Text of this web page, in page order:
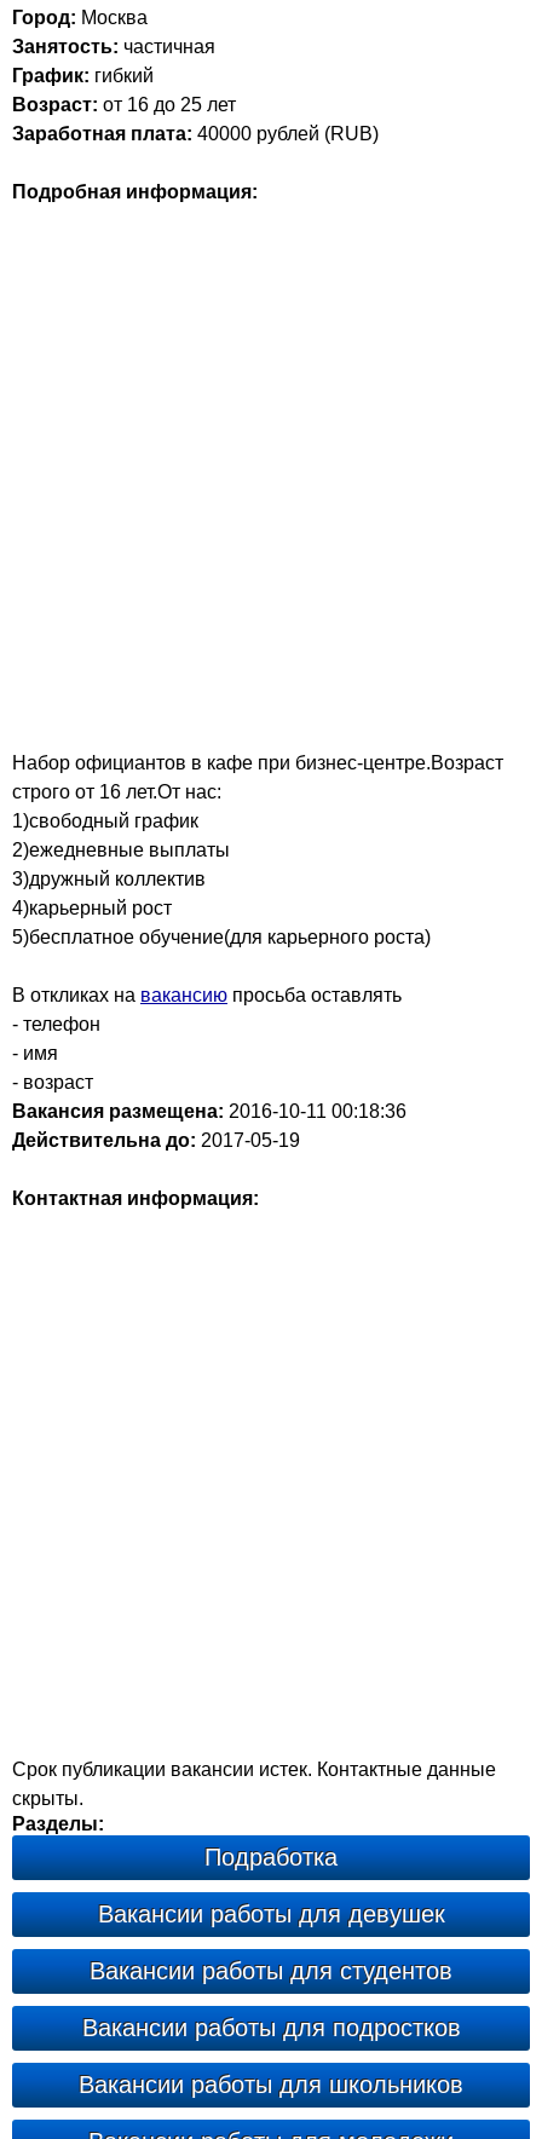
Город: Москва
Занятость: частичная
График: гибкий
Возраст: от 16 до 25 лет
Заработная плата: 40000 рублей (RUB)
Подробная информация:
Набор официантов в кафе при бизнес-центре.Возраст
строго от 16 лет.От нас:
1)свободный график
2)ежедневные выплаты
3)дружный коллектив
4)карьерный рост
5)бесплатное обучение(для карьерного роста)
В откликах на вакансию просьба оставлять
- телефон
- имя
- возраст
Вакансия размещена: 2016-10-11 00:18:36
Действительна до: 2017-05-19
Контактная информация:
Срок публикации вакансии истек. Контактные данные
скрыты.
Разделы:
Подработка
Вакансии работы для девушек
Вакансии работы для студентов
Вакансии работы для подростков
Вакансии работы для школьников